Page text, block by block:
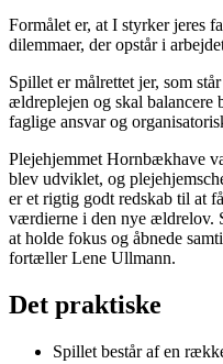
Formålet er, at I styrker jeres
dilemmaer, der opstår i
Spillet er målrettet jer, som
ældreplejen og skal balancere
faglige ansvar og
Plejehjemmet Hornbækhave
blev udviklet, og
er et rigtig godt redskab til at
værdierne i den nye ældrelov.
at holde fokus og åbnede
fortæller Lene Ullmann.
Det praktiske
Spillet består af en